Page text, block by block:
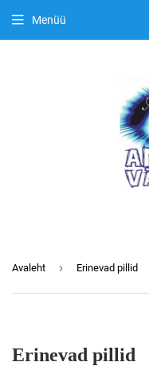
Menüü
Avaleht › Erinevad pillid
Erinevad pillid